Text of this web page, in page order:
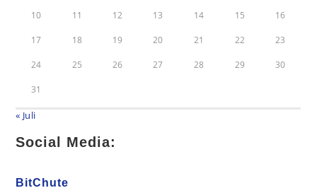
10 11 12 13 14 15 16
17 18 19 20 21 22 23
24 25 26 27 28 29 30
31
« Juli
Social Media:
BitChute